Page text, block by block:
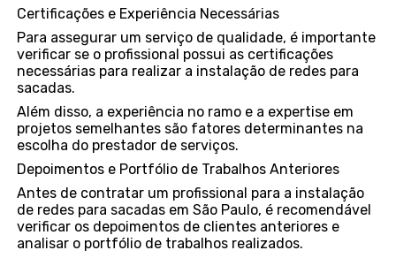
Certificações e Experiência Necessárias
Para assegurar um serviço de qualidade, é importante
verificar se o profissional possui as certificações
necessárias para realizar a instalação de redes para
sacadas.
Além disso, a experiência no ramo e a expertise em
projetos semelhantes são fatores determinantes na
escolha do prestador de serviços.
Depoimentos e Portfólio de Trabalhos Anteriores
Antes de contratar um profissional para a instalação
de redes para sacadas em São Paulo, é recomendável
verificar os depoimentos de clientes anteriores e
analisar o portfólio de trabalhos realizados.